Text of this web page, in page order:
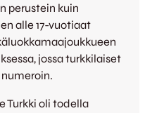
perustein kuin
alle 17-vuotiaat
jossa turkkilaiset
Turkki oli todella